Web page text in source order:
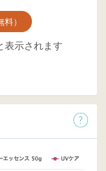
）
表示されます